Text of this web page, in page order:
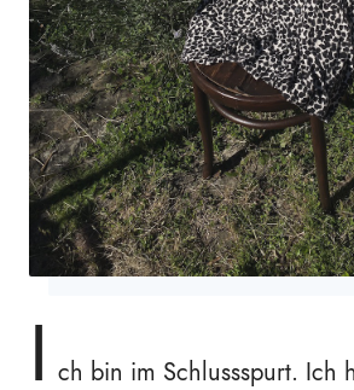
I ch bin im Schlussspurt. Ich